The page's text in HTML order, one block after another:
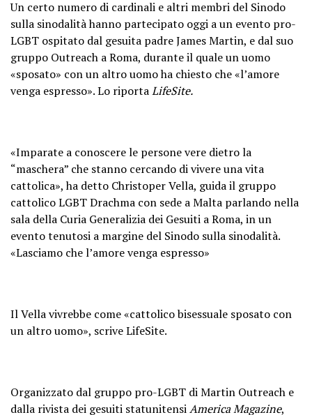
Un certo numero di cardinali e altri membri del Sinodo
sulla sinodalità hanno partecipato oggi a un evento pro-
LGBT ospitato dal gesuita padre James Martin, e dal suo
gruppo Outreach a Roma, durante il quale un uomo
«sposato» con un altro uomo ha chiesto che «l’amore
venga espresso». Lo riportaLifeSite.
«Imparate a conoscere le persone vere dietro la
“maschera” che stanno cercando di vivere una vita
cattolica», ha detto Christoper Vella, guida il gruppo
cattolico LGBT Drachma con sede a Malta parlando nella
sala della Curia Generalizia dei Gesuiti a Roma, in un
evento tenutosi a margine del Sinodo sulla sinodalità.
«Lasciamo che l’amore venga espresso»
Il Vella vivrebbe come «cattolico bisessuale sposato con
un altro uomo», scrive LifeSite.
Organizzato dal gruppo pro-LGBT di Martin Outreach e
dalla rivista dei gesuiti statunitensiAmerica Magazine,